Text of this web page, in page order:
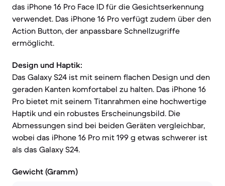
das iPhone 16 Pro Face ID für die Gesichtserkennung
verwendet. Das iPhone 16 Pro verfügt zudem über den
Action Button, der anpassbare Schnellzugriffe
ermöglicht.
Design und Haptik:
Das Galaxy S24 ist mit seinem flachen Design und den
geraden Kanten komfortabel zu halten. Das iPhone 16
Pro bietet mit seinem Titanrahmen eine hochwertige
Haptik und ein robustes Erscheinungsbild. Die
Abmessungen sind bei beiden Geräten vergleichbar,
wobei das iPhone 16 Pro mit 199 g etwas schwerer ist
als das Galaxy S24.
Gewicht (Gramm)